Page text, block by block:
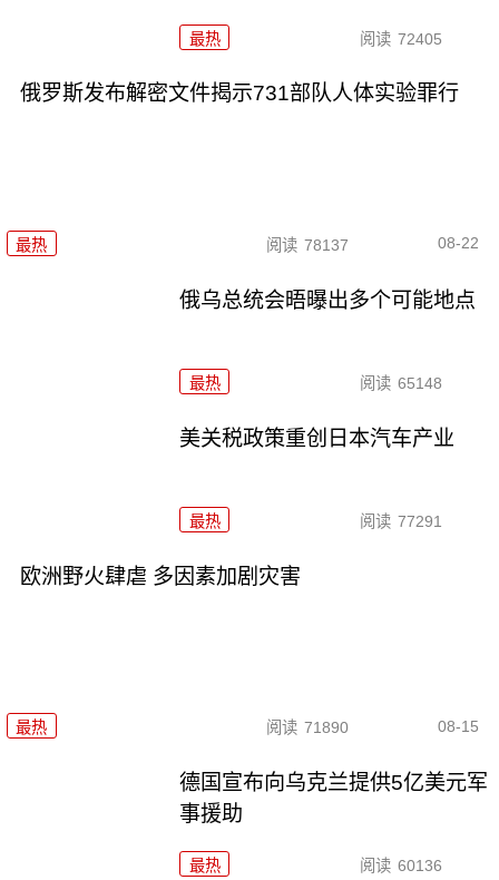
最热 阅读 72405
俄罗斯发布解密文件揭示731部队人体实验罪行
最热 阅读 78137 08-22
俄乌总统会晤曝出多个可能地点
最热 阅读 65148
美关税政策重创日本汽车产业
最热 阅读 77291
欧洲野火肆虐 多因素加剧灾害
最热 阅读 71890 08-15
德国宣布向乌克兰提供5亿美元军
事援助
最热 阅读 60136